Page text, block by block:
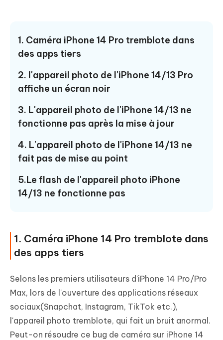
1. Caméra iPhone 14 Pro tremblote dans
des apps tiers
2. l'appareil photo de l'iPhone 14/13 Pro
affiche un écran noir
3. L'appareil photo de l'iPhone 14/13 ne
fonctionne pas après la mise à jour
4. L'appareil photo de l'iPhone 14/13 ne
fait pas de mise au point
5.Le flash de l'appareil photo iPhone
14/13 ne fonctionne pas
1. Caméra iPhone 14 Pro tremblote dans
des apps tiers
Selons les premiers utilisateurs d'iPhone 14 Pro/Pro
Max, lors de l'ouverture des applications réseaux
sociaux(Snapchat, Instagram, TikTok etc.),
l'appareil photo tremblote, qui fait un bruit anormal.
Peut-on résoudre ce bug de caméra sur iPhone 14